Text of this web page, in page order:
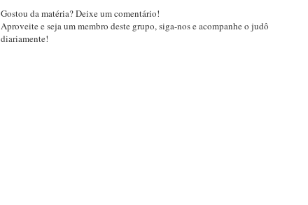
Gostou da matéria? Deixe um comentário!
Aproveite e seja um membro deste grupo, siga-nos e acompanhe o judô
diariamente!